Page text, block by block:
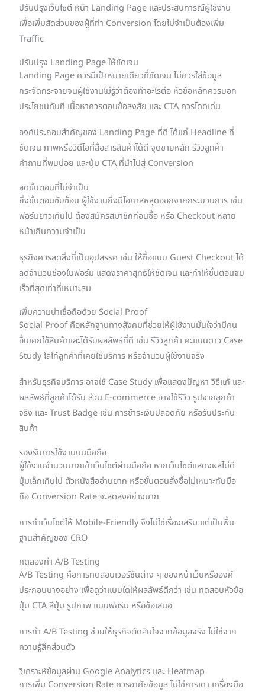
ปรับปรุงเว็บไซต์ หน้า Landing Page และประสบการณ์ผู้ใช้งาน
เพื่อเพิ่มสัดส่วนของผู้ที่ทำ Conversion โดยไม่จำเป็นต้องเพิ่ม
Traffic
ปรับปรุง Landing Page ให้ชัดเจน
Landing Page ควรมีเป้าหมายเดียวที่ชัดเจน ไม่ควรใส่ข้อมูล
กระจัดกระจายจนผู้ใช้งานไม่รู้ว่าต้องทำอะไรต่อ หัวข้อหลักควรบอก
ประโยชน์ทันที เนื้อหาควรตอบข้อสงสัย และ CTA ควรโดดเด่น
องค์ประกอบสำคัญของ Landing Page ที่ดี ได้แก่ Headline ที่
ชัดเจน ภาพหรือวิดีโอที่สื่อสารสินค้าได้ดี จุดขายหลัก รีวิวลูกค้า
คำถามที่พบบ่อย และปุ่ม CTA ที่นำไปสู่ Conversion
ลดขั้นตอนที่ไม่จำเป็น
ยิ่งขั้นตอนซับซ้อน ผู้ใช้งานยิ่งมีโอกาสหลุดออกจากกระบวนการ เช่น
ฟอร์มยาวเกินไป ต้องสมัครสมาชิกก่อนซื้อ หรือ Checkout หลาย
หน้าเกินความจำเป็น
ธุรกิจควรลดสิ่งที่เป็นอุปสรรค เช่น ให้ซื้อแบบ Guest Checkout ได้
ลดจำนวนช่องในฟอร์ม แสดงราคาสุทธิให้ชัดเจน และทำให้ขั้นตอนจบ
เร็วที่สุดเท่าที่เหมาะสม
เพิ่มความน่าเชื่อถือด้วย Social Proof
Social Proof คือหลักฐานทางสังคมที่ช่วยให้ผู้ใช้งานมั่นใจว่ามีคน
อื่นเคยใช้สินค้าและได้รับผลลัพธ์ที่ดี เช่น รีวิวลูกค้า คะแนนดาว Case
Study โลโก้ลูกค้าที่เคยใช้บริการ หรือจำนวนผู้ใช้งานจริง
สำหรับธุรกิจบริการ อาจใช้ Case Study เพื่อแสดงปัญหา วิธีแก้ และ
ผลลัพธ์ที่ลูกค้าได้รับ ส่วน E-commerce อาจใช้รีวิว รูปจากลูกค้า
จริง และ Trust Badge เช่น การชำระเงินปลอดภัย หรือรับประกัน
สินค้า
รองรับการใช้งานบนมือถือ
ผู้ใช้งานจำนวนมากเข้าเว็บไซต์ผ่านมือถือ หากเว็บไซต์แสดงผลไม่ดี
ปุ่มเล็กเกินไป ตัวหนังสืออ่านยาก หรือขั้นตอนสั่งซื้อไม่เหมาะกับมือ
ถือ Conversion Rate จะลดลงอย่างมาก
การทำเว็บไซต์ให้ Mobile-Friendly จึงไม่ใช่เรื่องเสริม แต่เป็นพื้น
ฐานสำคัญของ CRO
ทดลองทำ A/B Testing
A/B Testing คือการทดสอบเวอร์ชันต่าง ๆ ของหน้าเว็บหรือองค์
ประกอบบางอย่าง เพื่อดูว่าแบบใดให้ผลลัพธ์ดีกว่า เช่น ทดสอบหัวข้อ
ปุ่ม CTA สีปุ่ม รูปภาพ แบบฟอร์ม หรือข้อเสนอ
การทำ A/B Testing ช่วยให้ธุรกิจตัดสินใจจากข้อมูลจริง ไม่ใช่จาก
ความรู้สึกส่วนตัว
วิเคราะห์ข้อมูลผ่าน Google Analytics และ Heatmap
การเพิ่ม Conversion Rate ควรอาศัยข้อมูล ไม่ใช่การเดา เครื่องมือ